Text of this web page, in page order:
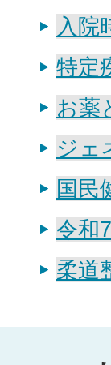
入院
特定
お薬
ジェ
国民
令和
柔道